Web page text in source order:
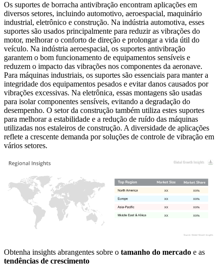
Os suportes de borracha antivibração encontram aplicações em
diversos setores, incluindo automotivo, aeroespacial, maquinário
industrial, eletrônico e construção. Na indústria automotiva, esses
suportes são usados ​​principalmente para reduzir as vibrações do
motor, melhorar o conforto de direção e prolongar a vida útil do
veículo. Na indústria aeroespacial, os suportes antivibração
garantem o bom funcionamento de equipamentos sensíveis e
reduzem o impacto das vibrações nos componentes da aeronave.
Para máquinas industriais, os suportes são essenciais para manter a
integridade dos equipamentos pesados ​​e evitar danos causados ​​por
vibrações excessivas. Na eletrônica, essas montagens são usadas
para isolar componentes sensíveis, evitando a degradação do
desempenho. O setor da construção também utiliza estes suportes
para melhorar a estabilidade e a redução de ruído das máquinas
utilizadas nos estaleiros de construção. A diversidade de aplicações
reflete a crescente demanda por soluções de controle de vibração em
vários setores.
XX%
XX
XX%
XX
XX%
XX
XX%
XX
Obtenha insights abrangentes sobre o tamanho do mercado e as
tendências de crescimento